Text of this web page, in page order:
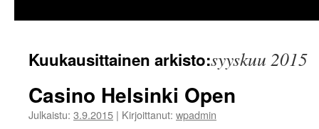
Kuukausittainen arkisto:syyskuu 2015
Casino Helsinki Open
Julkaistu: 3.9.2015 | Kirjoittanut: wpadmin